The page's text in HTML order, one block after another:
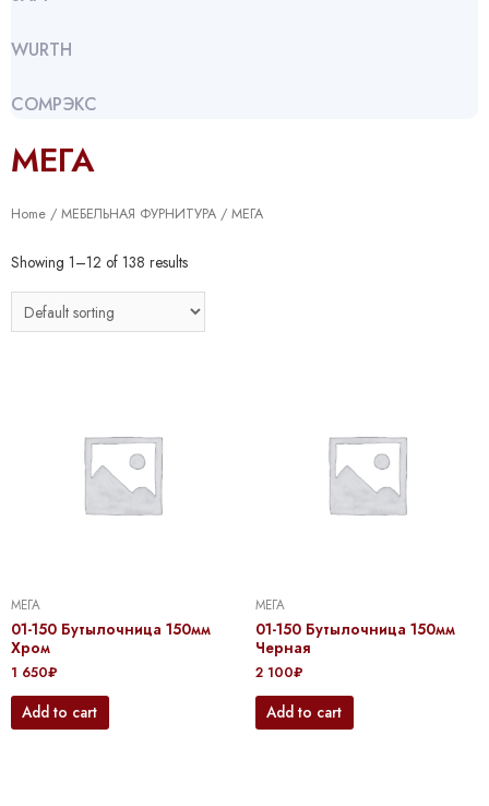
WURTH
СОМРЭКС
МЕГА
Home / МЕБЕЛЬНАЯ ФУРНИТУРА / МЕГА
Showing 1–12 of 138 results
МЕГА
01-150 Бутылочница 150мм
Хром
1 650₽
Add to cart
МЕГА
01-150 Бутылочница 150мм
Черная
2 100₽
Add to cart